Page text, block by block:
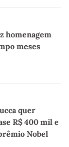
homenagem
meses
quer
R$ 400 mil e
Nobel